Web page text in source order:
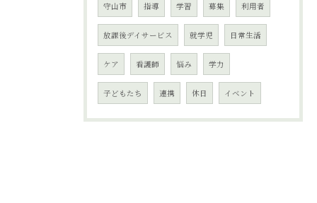
守山市 指導 学習 募集 利用者
放課後デイサービス 就学児 日常生活
ケア 看護師 悩み 学力
子どもたち 連携 休日 イベント